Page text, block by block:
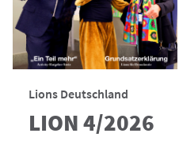
Lions Deutschland
LION 4/2026